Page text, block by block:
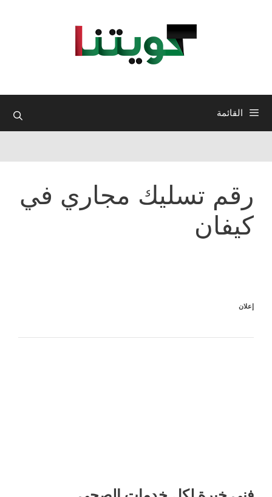
القائمة
رقم تسليك مجاري في
كيفان
إعلان